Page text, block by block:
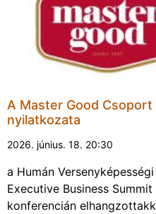
A Master Good Csoport
nyilatkozata
2026. június. 18. 20:30
a Humán Versenyképességi
Executive Business
konferencián